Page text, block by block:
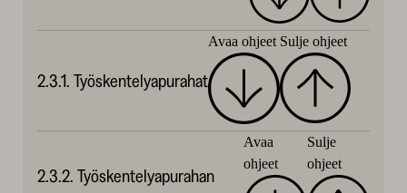
2.3.1. Työskentelyapurahat
Avaa ohjeet Sulje ohjeet
2.3.2. Työskentelyapurahan
Avaa
ohjeet
Sulje
ohjeet